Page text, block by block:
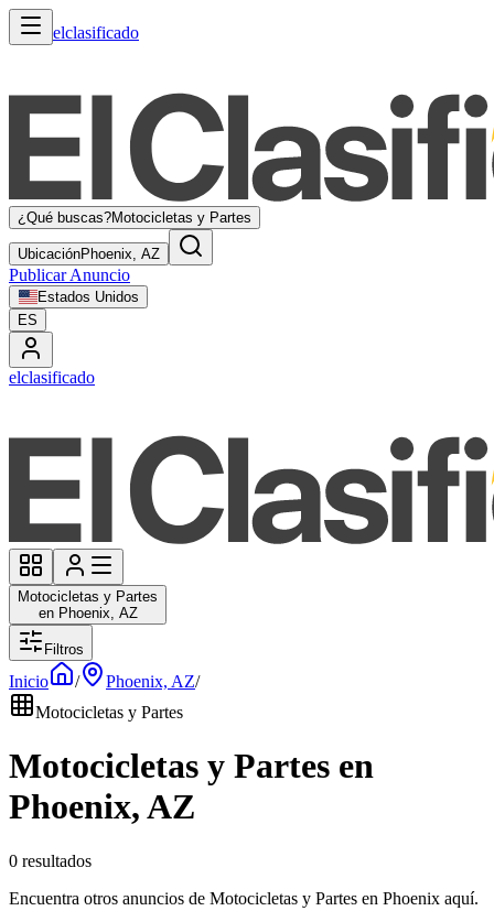
elclasificado
¿Qué buscas?Motocicletas y Partes
UbicaciónPhoenix, AZ
Publicar Anuncio
Estados Unidos
ES
elclasificado
Motocicletas y Partes
en Phoenix, AZ
Filtros
Inicio / Phoenix, AZ/
Motocicletas y Partes
Motocicletas y Partes en
Phoenix, AZ
0 resultados
Encuentra otros anuncios de Motocicletas y Partes en Phoenix aquí.